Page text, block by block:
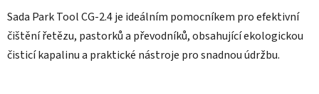
Sada Park Tool CG-2.4 je ideálním pomocníkem pro efektivní
čištění řetězu, pastorků a převodníků, obsahující ekologickou
čisticí kapalinu a praktické nástroje pro snadnou údržbu.